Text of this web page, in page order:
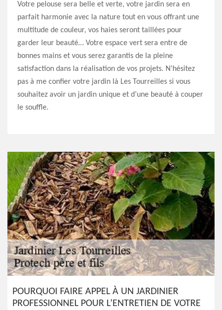
Votre pelouse sera belle et verte, votre jardin sera en
parfait harmonie avec la nature tout en vous offrant une
multitude de couleur, vos haies seront taillées pour
garder leur beauté… Votre espace vert sera entre de
bonnes mains et vous serez garantis de la pleine
satisfaction dans la réalisation de vos projets. N’hésitez
pas à me confier votre jardin là Les Tourreilles si vous
souhaitez avoir un jardin unique et d’une beauté à couper
le souffle.
POURQUOI FAIRE APPEL À UN JARDINIER
PROFESSIONNEL POUR L’ENTRETIEN DE VOTRE